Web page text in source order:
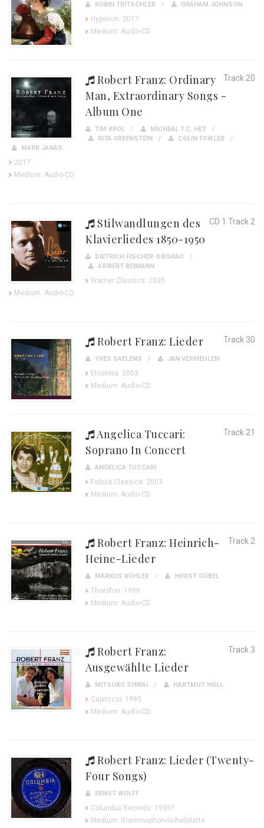
ROBIN TRITSCHLER GRAHAM JOHNSON
Hyperion: 2017
Medium: Audio-CD
Track 20
Robert Franz: Ordinary
Man, Extraordinary Songs -
Album One
TIM KROL
MICHEAL T.C. HEY
RITA GREENSTEIN
COLIN FOWLER
MARK JANAS
2017
Medium: Audio-CD
CD 1 Track 2
Stilwandlungen des
Klavierliedes 1850-1950
DIETRICH FISCHER-DIESKAU
ARIBERT REIMANN
Warner Classics: 2005
Medium: Audio-CD
Track 30
Robert Franz: Lieder
YVES SAELENS JAN VERMEULEN
Etcetera: 2003
Medium: Audio-CD
Track 21
Angelica Tuccari:
Soprano In Concert
ANGELICA TUCCARI
Fabula Classica: 2003
Medium: Audio-CD
Track 2
Robert Franz: Heinrich-
Heine-Lieder
MARKUS KÖHLER HORST GÖBEL
Thorofon: 1996
Medium: Audio-CD
Track 3
Robert Franz:
Ausgewählte Lieder
MITSUKO SHIRAI HARTMUT HÖLL
Capriccio: 1995
Medium: Audio-CD
Robert Franz: Lieder (Twenty-
Four Songs)
ERNST WOLFF
Columbia Records: 1936?
Medium: Grammophon-Schallplatte